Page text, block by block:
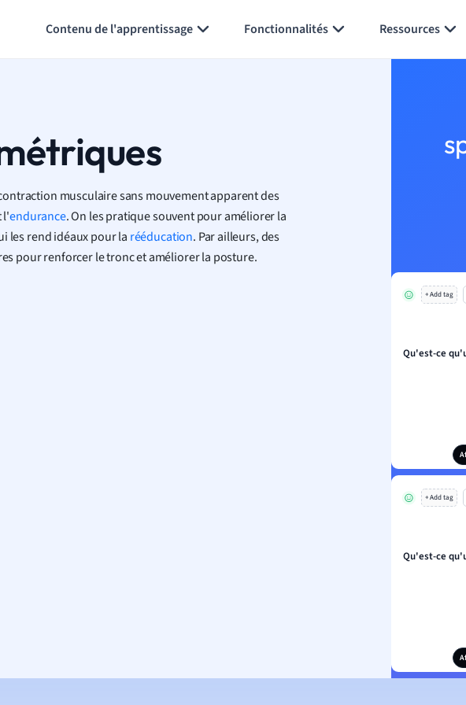
Contenu de l'apprentissage Fonctionnalités Ressources
musculaire sans mouvement apparent des
l'endurance. On les pratique souvent pour améliorer la
les rend idéaux pour la rééducation. Par ailleurs, des
pour renforcer le tronc et améliorer la posture.
+ Add tag
Qu'est-ce
+ Add tag
Qu'est-ce